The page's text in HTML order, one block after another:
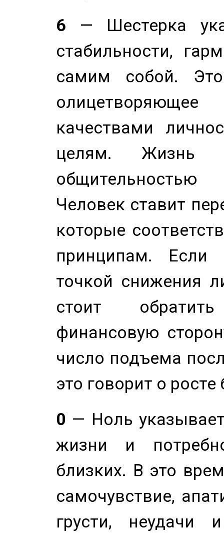
6 — Шестерка
стабильности,
самим собой.
качествами
целям. Жизнь
Человек ставит
которые
принципам. Если
точкой снижения
стоит
финансовую
число подъема
это говорит о
0 — Ноль
жизни и
близких. В это
самочувствие,
грусти, неудачи